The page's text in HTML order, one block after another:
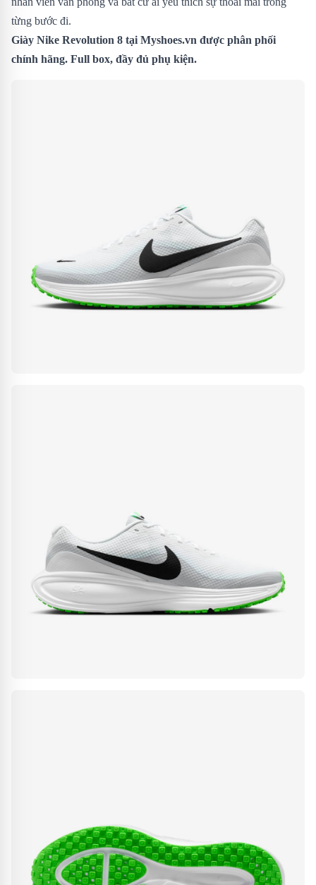
từng bước đi.
Giày Nike Revolution 8 tại Myshoes.vn được phân phối
chính hãng. Full box, đầy đủ phụ kiện.